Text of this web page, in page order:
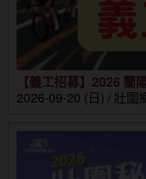
【義工招募】2026 蘭
2026-09-20 (日) / 壯